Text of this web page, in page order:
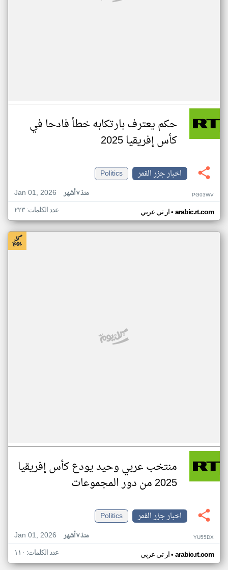
حكم يعترف بارتكابه خطأ فادحا في
كأس إفريقيا 2025
اخبار جزر القمر
Politics
Jan 01, 2026
منذ ٧ أشهر PG03WV
ار تي عربي• arabic.rt.com عدد الكلمات: ٢٢٣
منتخب عربي وحيد يودع كأس إفريقيا
2025 من دور المجموعات
اخبار جزر القمر
Politics
Jan 01, 2026
منذ ٧ أشهر YU55DX
ار تي عربي• arabic.rt.com عدد الكلمات: ١١٠